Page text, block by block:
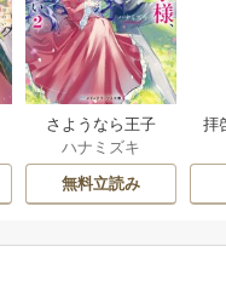
さようなら王子
様、どうか私のこ
とは忘れてくださ
い
ハナミズキ
無料立読み
拝